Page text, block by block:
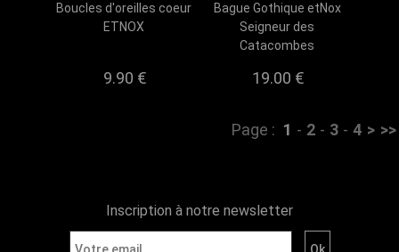
Boucles d'oreilles coeur
ETNOX
9.90 €
Bague Gothique etNox
Seigneur des
Catacombes
19.00 €
Page : 1 - 2 - 3 - 4 > >>
Inscription à notre newsletter